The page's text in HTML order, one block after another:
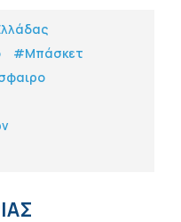
#Μπάσκετ